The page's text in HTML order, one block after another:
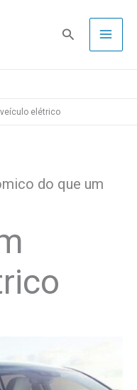
Pesquisa
elétrico
do que um